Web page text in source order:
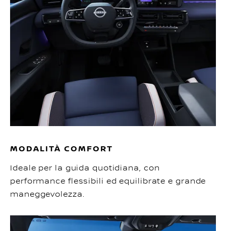
MODALITÀ COMFORT
Ideale per la guida quotidiana, con
performance flessibili ed equilibrate e grande
maneggevolezza.